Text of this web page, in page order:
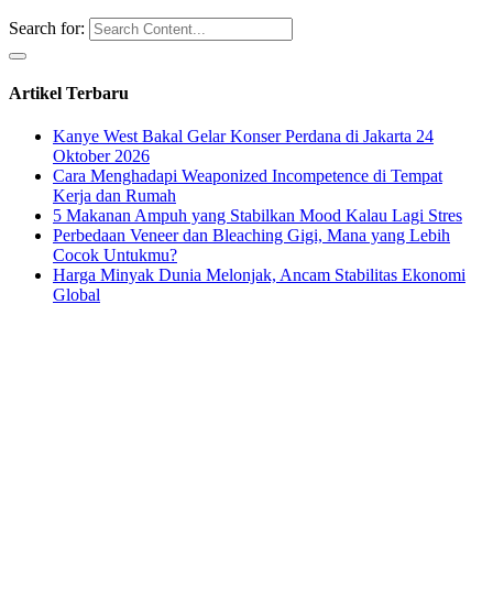
Search for:
Artikel Terbaru
Kanye West Bakal Gelar Konser Perdana di Jakarta 24
Oktober 2026
Cara Menghadapi Weaponized Incompetence di Tempat
Kerja dan Rumah
5 Makanan Ampuh yang Stabilkan Mood Kalau Lagi Stres
Perbedaan Veneer dan Bleaching Gigi, Mana yang Lebih
Cocok Untukmu?
Harga Minyak Dunia Melonjak, Ancam Stabilitas Ekonomi
Global